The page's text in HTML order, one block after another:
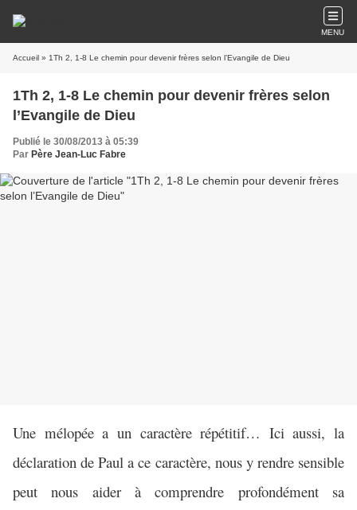
MENU
Accueil » 1Th 2, 1-8 Le chemin pour devenir frères selon l’Evangile de Dieu
1Th 2, 1-8 Le chemin pour devenir frères selon
l’Evangile de Dieu
Publié le 30/08/2013 à 05:39
Par Père Jean-Luc Fabre
Une mélopée a un caractère répétitif… Ici aussi, la
déclaration de Paul a ce caractère, nous y rendre sensible
peut nous aider à comprendre profondément sa